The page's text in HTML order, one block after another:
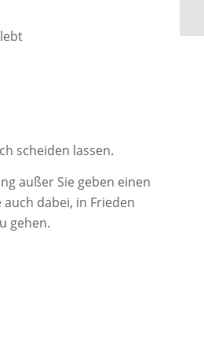
scheiden lassen.
außer Sie geben einen
dabei, in Frieden
gehen.